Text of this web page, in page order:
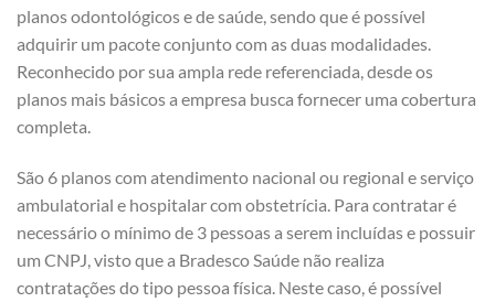
planos odontológicos e de saúde, sendo que é possível
adquirir um pacote conjunto com as duas modalidades.
Reconhecido por sua ampla rede referenciada, desde os
planos mais básicos a empresa busca fornecer uma cobertura
completa.
São 6 planos com atendimento nacional ou regional e serviço
ambulatorial e hospitalar com obstetrícia. Para contratar é
necessário o mínimo de 3 pessoas a serem incluídas e possuir
um CNPJ, visto que a Bradesco Saúde não realiza
contratações do tipo pessoa física. Neste caso, é possível